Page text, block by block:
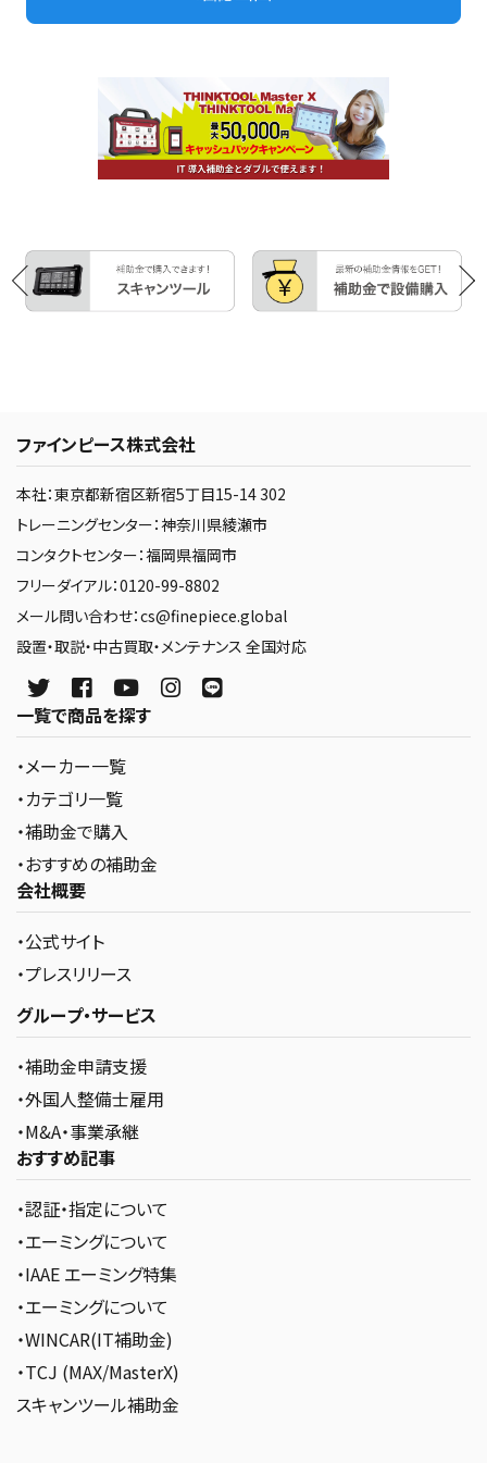
ファインピース株式会社
本社：東京都新宿区新宿5丁目15-14 302
トレーニングセンター：神奈川県綾瀬市
コンタクトセンター：福岡県福岡市
フリーダイアル：0120-99-8802
メール問い合わせ：cs@finepiece.global
設置・取説・中古買取・メンテナンス 全国対応
一覧で商品を探す
・メーカー一覧
・カテゴリ一覧
・補助金で購入
・おすすめの補助金
会社概要
・公式サイト
・プレスリリース
グループ・サービス
・補助金申請支援
・外国人整備士雇用
・M&A・事業承継
おすすめ記事
・認証・指定について
・エーミングについて
・IAAE エーミング特集
・エーミングについて
・WINCAR(IT補助金)
・TCJ (MAX/MasterX)
スキャンツール補助金